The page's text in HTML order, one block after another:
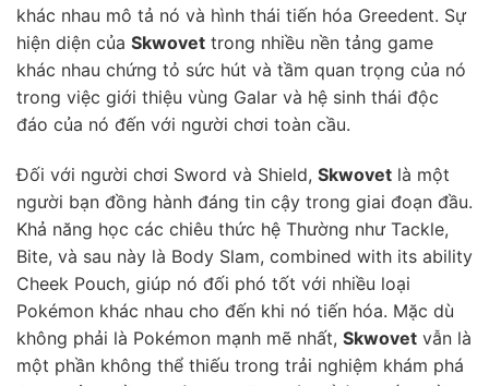
khác nhau mô tả nó và hình thái tiến hóa Greedent. Sự
hiện diện của Skwovet trong nhiều nền tảng game
khác nhau chứng tỏ sức hút và tầm quan trọng của nó
trong việc giới thiệu vùng Galar và hệ sinh thái độc
đáo của nó đến với người chơi toàn cầu.
Đối với người chơi Sword và Shield, Skwovet là một
người bạn đồng hành đáng tin cậy trong giai đoạn đầu.
Khả năng học các chiêu thức hệ Thường như Tackle,
Bite, và sau này là Body Slam, combined with its ability
Cheek Pouch, giúp nó đối phó tốt với nhiều loại
Pokémon khác nhau cho đến khi nó tiến hóa. Mặc dù
không phải là Pokémon mạnh mẽ nhất, Skwovet vẫn là
một phần không thể thiếu trong trải nghiệm khám phá